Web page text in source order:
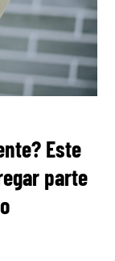
Este
parte